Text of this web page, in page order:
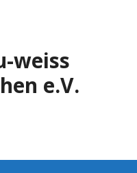
weiss
e.V.